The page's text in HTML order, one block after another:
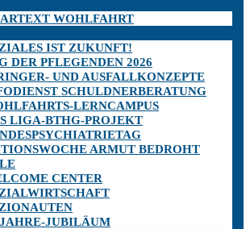
WOHLFAHRT
IST ZUKUNFT!
DER PFLEGENDEN 2026
UND AUSFALLKONZEPTE
SCHULDNERBERATUNG
LERNCAMPUS
LIGA-BTHG-PROJEKT
ARMUT BEDROHT
CENTER
JUBILÄUM